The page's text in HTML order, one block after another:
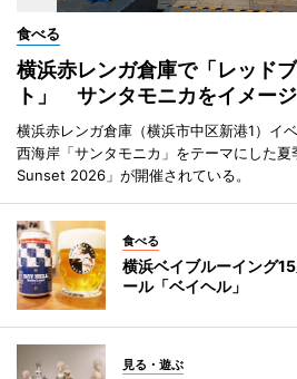
食べる
横浜赤レンガ倉庫で「レッド
ト」 サンタモニカをイメー
横浜赤レンガ倉庫（横浜市中区新港1）イ
西海岸「サンタモニカ」をテーマにした
Sunset 2026」が開催されている。
食べる
横浜ベイブルーイング
ール「ベイヘル」
見る・遊ぶ